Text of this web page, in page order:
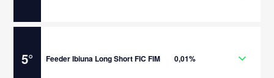
5° Feeder Ibiuna Long Short FIC FIM 0,01%